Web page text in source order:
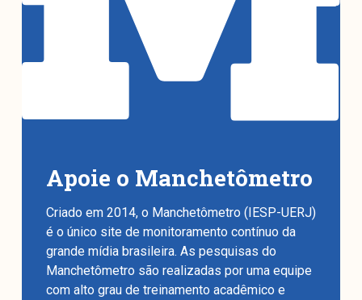
Apoie o Manchetômetro
Criado em 2014, o Manchetômetro (IESP-UERJ)
é o único site de monitoramento contínuo da
grande mídia brasileira. As pesquisas do
Manchetômetro são realizadas por uma equipe
com alto grau de treinamento acadêmico e